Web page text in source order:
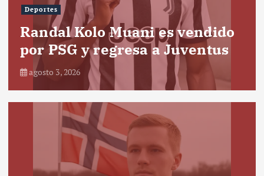
Deportes
Randal Kolo Muani es vendido
por PSG y regresa a Juventus
agosto 3, 2026